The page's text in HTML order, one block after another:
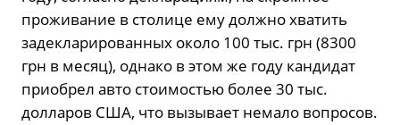
проживание в столице ему должно хватить
задекларированных около 100 тыс. грн (8300
грн в месяц), однако в этом же году кандидат
приобрел авто стоимостью более 30 тыс.
долларов США, что вызывает немало вопросов.